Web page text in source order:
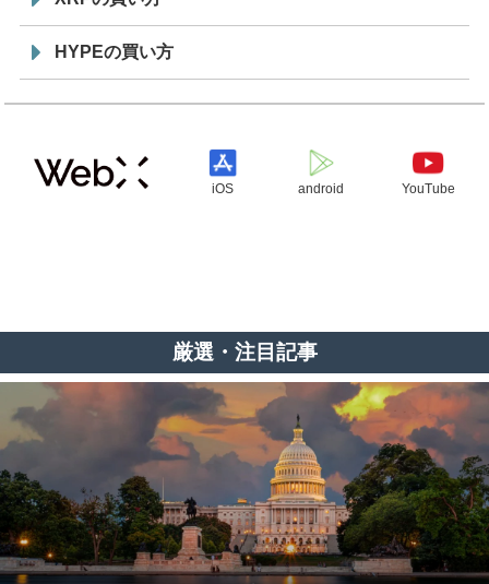
HYPEの買い方
iOS android YouTube
厳選・注目記事